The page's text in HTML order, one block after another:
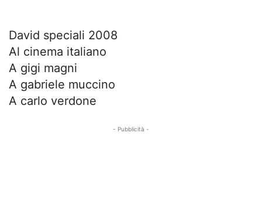
David speciali 2008
Al cinema italiano
A gigi magni
A gabriele muccino
A carlo verdone
- Pubblicità -